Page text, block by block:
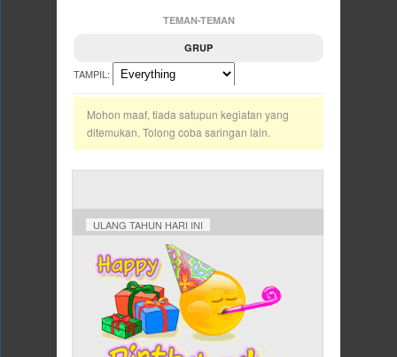
TEMAN-TEMAN
GRUP
TAMPIL:
Mohon maaf, tiada satupun kegiatan yang
ditemukan. Tolong coba saringan lain.
ULANG TAHUN HARI INI